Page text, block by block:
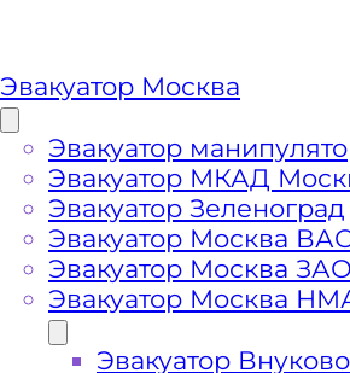
Эвакуатор Москва
Эвакуатор
Эвакуатор МКАД
Эвакуатор Зеленоград
Эвакуатор Москва
Эвакуатор Москва
Эвакуатор Москва
Эвакуатор Внуково